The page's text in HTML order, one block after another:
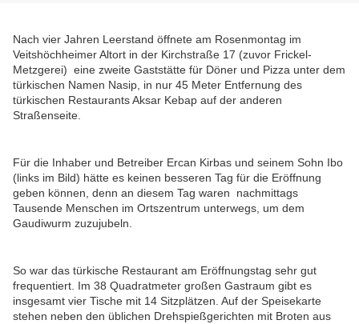
Nach vier Jahren Leerstand öffnete am Rosenmontag im
Veitshöchheimer Altort in der Kirchstraße 17 (zuvor Frickel-
Metzgerei) eine zweite Gaststätte für Döner und Pizza unter dem
türkischen Namen Nasip, in nur 45 Meter Entfernung des
türkischen Restaurants Aksar Kebap auf der anderen
Straßenseite.
Für die Inhaber und Betreiber Ercan Kirbas und seinem Sohn Ibo
(links im Bild) hätte es keinen besseren Tag für die Eröffnung
geben können, denn an diesem Tag waren nachmittags
Tausende Menschen im Ortszentrum unterwegs, um dem
Gaudiwurm zuzujubeln.
So war das türkische Restaurant am Eröffnungstag sehr gut
frequentiert. Im 38 Quadratmeter großen Gastraum gibt es
insgesamt vier Tische mit 14 Sitzplätzen. Auf der Speisekarte
stehen neben den üblichen Drehspießgerichten mit Broten aus